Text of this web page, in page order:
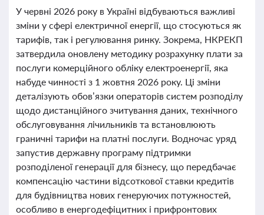
У червні 2026 року в Україні відбуваються важливі
зміни у сфері електричної енергії, що стосуються як
тарифів, так і регулювання ринку. Зокрема, НКРЕКП
затвердила оновлену методику розрахунку плати за
послуги комерційного обліку електроенергії, яка
набуде чинності з 1 жовтня 2026 року. Ці зміни
деталізують обов’язки операторів систем розподілу
щодо дистанційного зчитування даних, технічного
обслуговування лічильників та встановлюють
граничні тарифи на платні послуги. Водночас уряд
запустив державну програму підтримки
розподіленої генерації для бізнесу, що передбачає
компенсацію частини відсоткової ставки кредитів
для будівництва нових генеруючих потужностей,
особливо в енергодефіцитних і прифронтових